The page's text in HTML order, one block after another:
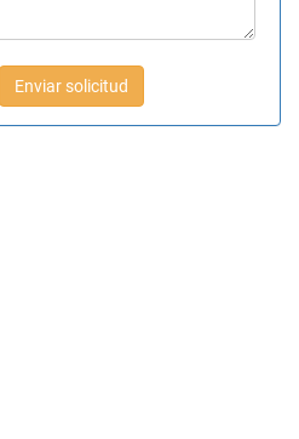
Enviar solicitud